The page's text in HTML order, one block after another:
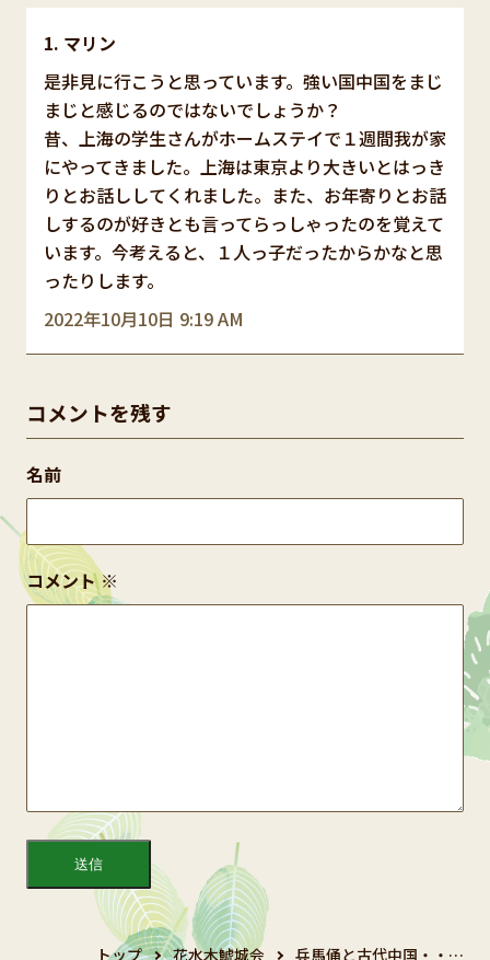
マリン
2022年10月10日 9:19 AM
是非見に行こうと思っています。強い国中国をまじ
まじと感じるのではないでしょうか？
昔、上海の学生さんがホームステイで１週間我が家
にやってきました。上海は東京より大きいとはっき
りとお話ししてくれました。また、お年寄りとお話
しするのが好きとも言ってらっしゃったのを覚えて
います。今考えると、１人っ子だったからかなと思
ったりします。
コメントを残す
コメント※
名前
トップ 花水木鯱城会 兵馬俑と古代中国・・…